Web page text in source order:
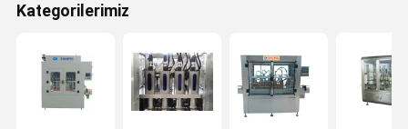
Shrink Sleeve Etiketleme Makinası
Peristaltik Pompa Dolum Makinesi
alüminyum folyo yapıştırma makinesi
Kategorilerimiz